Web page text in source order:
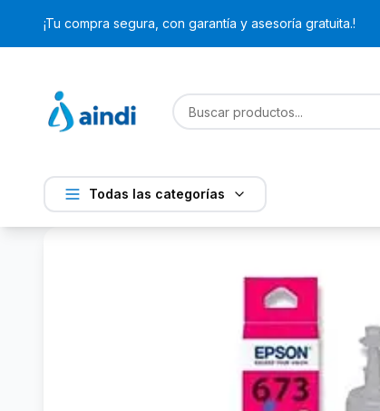
¡Tu compra segura, con garantía y asesoría gratuita.!
Todas las categorías